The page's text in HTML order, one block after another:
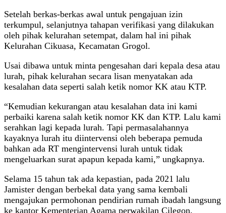
Setelah berkas-berkas awal untuk pengajuan izin
terkumpul, selanjutnya tahapan verifikasi yang dilakukan
oleh pihak kelurahan setempat, dalam hal ini pihak
Kelurahan Cikuasa, Kecamatan Grogol.
Usai dibawa untuk minta pengesahan dari kepala desa atau
lurah, pihak kelurahan secara lisan menyatakan ada
kesalahan data seperti salah ketik nomor KK atau KTP.
“Kemudian kekurangan atau kesalahan data ini kami
perbaiki karena salah ketik nomor KK dan KTP. Lalu kami
serahkan lagi kepada lurah. Tapi permasalahannya
kayaknya lurah itu diintervensi oleh beberapa pemuda
bahkan ada RT mengintervensi lurah untuk tidak
mengeluarkan surat apapun kepada kami,” ungkapnya.
Selama 15 tahun tak ada kepastian, pada 2021 lalu
Jamister dengan berbekal data yang sama kembali
mengajukan permohonan pendirian rumah ibadah langsung
ke kantor Kementerian Agama perwakilan Cilegon.